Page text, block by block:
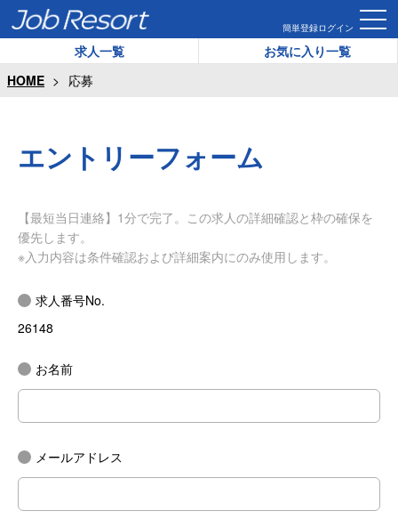
簡単登録ログイン
求人一覧
お気に入り一覧
HOME
応募
エントリーフォーム
【最短当日連絡】1分で完了。この求人の詳細確認と枠の確保を
優先します。
※入力内容は条件確認および詳細案内にのみ使用します。
求人番号No.
26148
お名前
メールアドレス